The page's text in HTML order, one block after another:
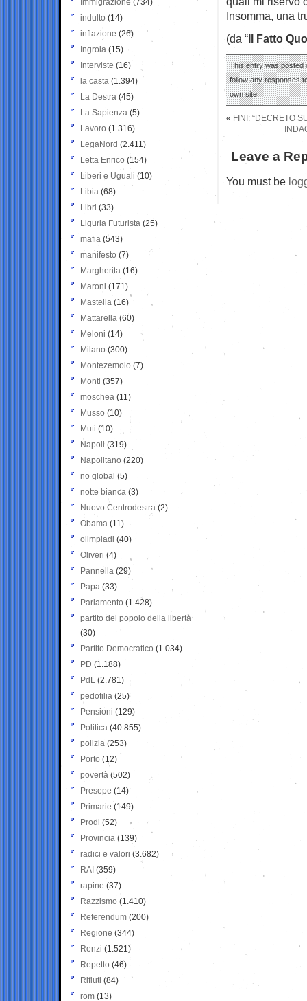
Insomma, una
(da “Il Fatto
This entry was posted
follow any responses
own site.
« FINI: “DECRETO
Leave a
You must be
Immigrazione (734)
indulto (14)
inflazione (26)
Ingroia (15)
Interviste (16)
la casta (1.394)
La Destra (45)
La Sapienza (5)
Lavoro (1.316)
LegaNord (2.411)
Letta Enrico (154)
Liberi e Uguali (10)
Libia (68)
Libri (33)
Liguria Futurista (25)
mafia (543)
manifesto (7)
Margherita (16)
Maroni (171)
Mastella (16)
Mattarella (60)
Meloni (14)
Milano (300)
Montezemolo (7)
Monti (357)
moschea (11)
Musso (10)
Muti (10)
Napoli (319)
Napolitano (220)
no global (5)
notte bianca (3)
Nuovo Centrodestra (2)
Obama (11)
olimpiadi (40)
Oliveri (4)
Pannella (29)
Papa (33)
Parlamento (1.428)
partito del popolo della libertà
(30)
Partito Democratico (1.034)
PD (1.188)
PdL (2.781)
pedofilia (25)
Pensioni (129)
Politica (40.855)
polizia (253)
Porto (12)
povertà (502)
Presepe (14)
Primarie (149)
Prodi (52)
Provincia (139)
radici e valori (3.682)
RAI (359)
rapine (37)
Razzismo (1.410)
Referendum (200)
Regione (344)
Renzi (1.521)
Repetto (46)
Rifiuti (84)
rom (13)